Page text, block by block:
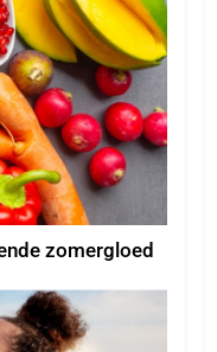
zomergloed